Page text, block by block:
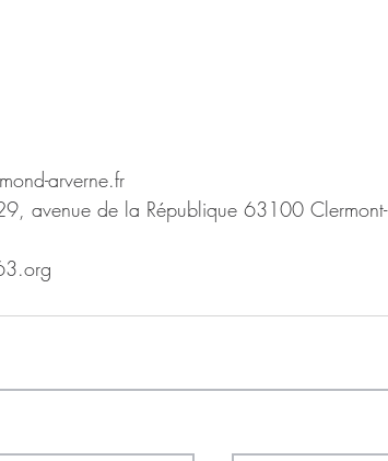
arverne.fr
avenue de la République 63100 Clermont-